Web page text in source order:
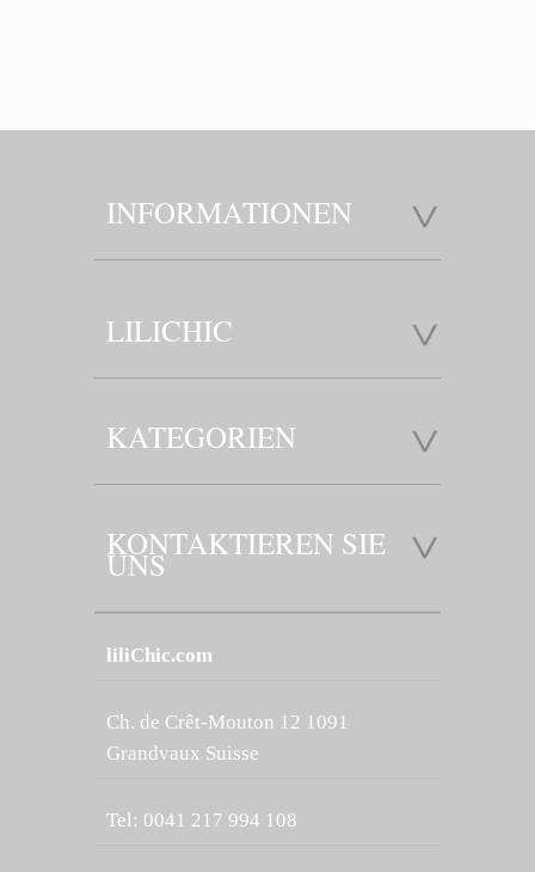
INFORMATIONEN
LILICHIC
KATEGORIEN
KONTAKTIEREN SIE
UNS
liliChic.com
Ch. de Crêt-Mouton 12 1091
Grandvaux Suisse
Tel: 0041 217 994 108